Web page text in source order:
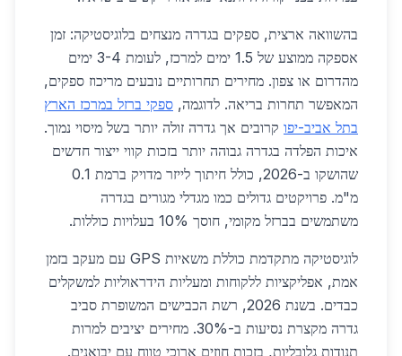
בהשוואה ארצית, ספקים בגדרה מנצחים בלוגיסטיקה: זמן
אספקה ממוצע של 1.5 ימים למרכז, לעומת 3-4 ימים
מהדרום או צפון. מחירים תחרותיים נובעים מריכוז ספקים,
המאפשר תחרות בריאה. לדוגמה, ספקי ברזל במרכז הארץ
בתל אביב-יפו קרובים אך גדרה זולה יותר בשל מיסוי נמוך.
איכות הפלדה בגדרה גבוהה יותר בזכות קווי ייצור חדשים
שהושקו ב-2026, כולל חיתוך לייזר מדויק ברמת 0.1
מ"מ. פרויקטים גדולים כמו מגדלי מגורים בגדרה
משתמשים בברזל מקומי, חוסך 10% בעלויות כוללות.
לוגיסטיקה מתקדמת כוללת משאיות GPS עם מעקב בזמן
אמת, אפליקציות ללקוחות ומעליות הידראוליות למשקלים
כבדים. בשנת 2026, רשת הכבישים המשופרת סביב
גדרה מקצרת נסיעות ב-30%. מחירים יציבים למרות
תנודות גלובליות, בזכות חוזים ארוכי טווח עם יבואנים.